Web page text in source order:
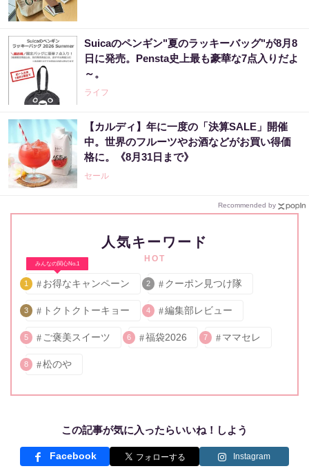
Suicaのペンギン"夏のラッキーバッグ"が8月8
日に発売。Pensta史上最も豪華な7点入りだよ
～。
ライフ
【カルディ】年に一度の「決算SALE」開催
中。世界のフルーツやお酒などがお買い得価
格に。《8月31日まで》
セール
Recommended by
人気キーワード
HOT
みんなの関心No.1
1 お得なキャンペーン 2 クーポン見つけ隊
3 トクトクトーキョー 4 編集部レビュー
5 ご褒美スイーツ 6 福袋2026 7 ママセレ
8 松のや
この記事が気に入ったらいいね！しよう
Facebook Instagram